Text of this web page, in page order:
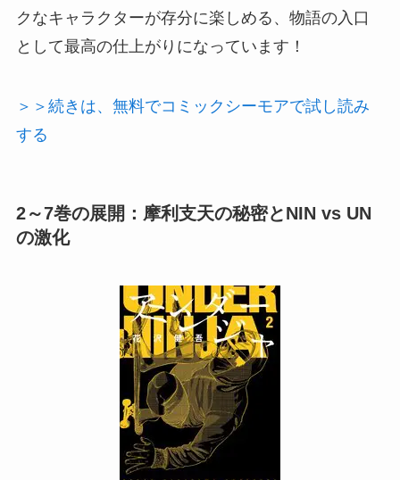
クなキャラクターが存分に楽しめる、物語の入口
として最高の仕上がりになっています！
＞＞続きは、無料でコミックシーモアで試し読み
する
2～7巻の展開：摩利支天の秘密とNIN vs UN
の激化